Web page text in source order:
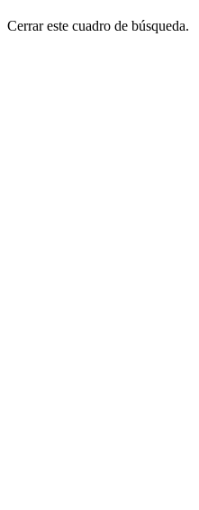
Cerrar este cuadro de búsqueda.